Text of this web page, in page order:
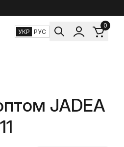
УКР РУС
0
JADEA